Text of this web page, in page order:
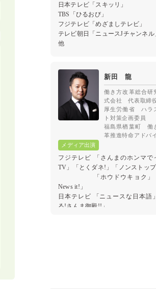
日本テレビ「スキッリ」
TBS「ひるおび」
フジテレビ「めざましテレビ」
テレビ朝日「ニュースJチャンネル
他
事業所・従業員を守るための防犯
対策
新田 龍
働き方改革総合研
式会社 代表取締
厚生労働省 ハラ
ト対策企画委員
福島県楢葉町 働
革推進特命アドバ
フジテレビ 「さんまのホンマで
TV」「とくダネ!」「ノンストップ!
「ホウドウキョク」
News it!」
日本テレビ 「ニュースな日本語
る!さんま御殿!!」